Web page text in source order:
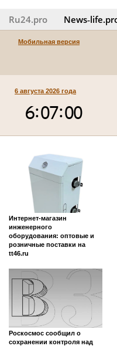
Ru24.pro
Мобильная версия
6 августа 2026 года
Интернет-магазин
инженерного
оборудования: оптовые и
розничные поставки на
tt46.ru
Роскосмос сообщил о
сохранении контроля над